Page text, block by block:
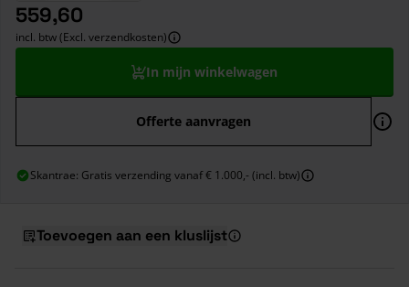
559,60
incl. btw (Excl. verzendkosten)
In mijn winkelwagen
Offerte aanvragen
Skantrae: Gratis verzending vanaf € 1.000,- (incl. btw)
Toevoegen aan een kluslijst